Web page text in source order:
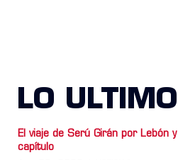
LO ULTIMO
El viaje de Serú Girán por Lebón
capítulo